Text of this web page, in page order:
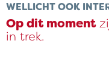
WELLICHT OOK
Op dit moment
in trek.